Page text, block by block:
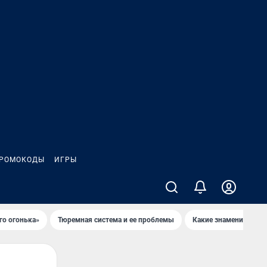
ИГРЫ
огонька» Тюремная система и ее проблемы Какие знаменитости